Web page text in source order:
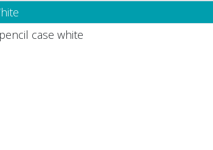
case white